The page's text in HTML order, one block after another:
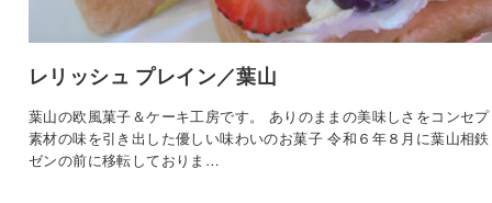
レリッシュ プレイン／葉山
葉山の欧風菓子＆ケーキ工房です。 ありのままの美味しさをコンセ
素材の味を引き出した優しい味わいのお菓子 令和６年８月に葉山相
ゼンの前に移転しておりま…